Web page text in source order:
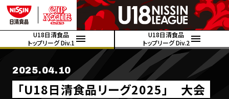
U18日清食品
トップリーグ Div.1
U18日清食品
トップリーグ Div.2
2025.04.10
「U18日清食品リーグ2025」 大会